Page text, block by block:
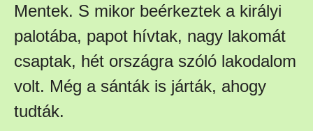
Mentek. S mikor beérkeztek a királyi
palotába, papot hívtak, nagy lakomát
csaptak, hét országra szóló lakodalom
volt. Még a sánták is járták, ahogy
tudták.